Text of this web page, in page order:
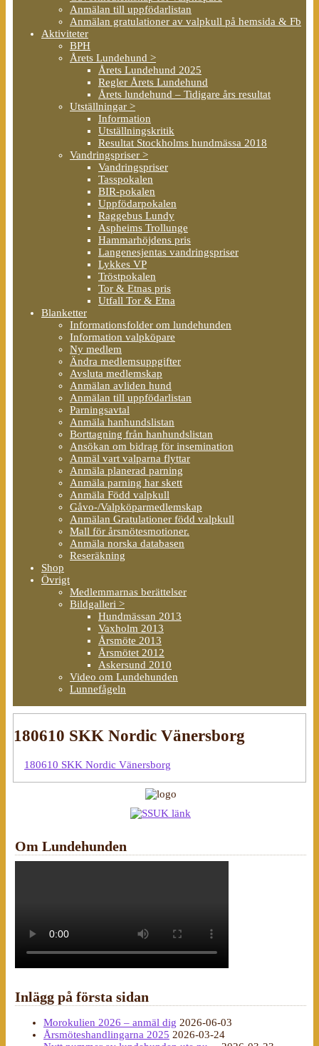
Anmälan till uppfödarlistan
Anmälan gratulationer av valpkull på hemsida & Fb
Aktiviteter
BPH
Årets Lundehund >
Årets Lundehund 2025
Regler Årets Lundehund
Årets lundehund – Tidigare års resultat
Utställningar >
Information
Utställningskritik
Resultat Stockholms hundmässa 2018
Vandringspriser >
Vandringspriser
Tasspokalen
BIR-pokalen
Uppfödarpokalen
Raggebus Lundy
Aspheims Trollunge
Hammarhöjdens pris
Langenesjentas vandringspriser
Lykkes VP
Tröstpokalen
Tor & Etnas pris
Utfall Tor & Etna
Blanketter
Informationsfolder om lundehunden
Information valpköpare
Ny medlem
Ändra medlemsuppgifter
Avsluta medlemskap
Anmälan avliden hund
Anmälan till uppfödarlistan
Parningsavtal
Anmäla hanhundslistan
Borttagning från hanhundslistan
Ansökan om bidrag för insemination
Anmäl vart valparna flyttar
Anmäla planerad parning
Anmäla parning har skett
Anmäla Född valpkull
Gåvo-/Valpköparmedlemskap
Anmälan Gratulationer född valpkull
Mall för årsmötesmotioner.
Anmäla norska databasen
Reseräkning
Shop
Övrigt
Medlemmarnas berättelser
Bildgalleri >
Hundmässan 2013
Vaxholm 2013
Årsmöte 2013
Årsmötet 2012
Askersund 2010
Video om Lundehunden
Lunnefågeln
180610 SKK Nordic Vänersborg
180610 SKK Nordic Vänersborg
Om Lundehunden
Inlägg på första sidan
Morokulien 2026 – anmäl dig 2026-06-03
Årsmöteshandlingarna 2025 2026-03-24